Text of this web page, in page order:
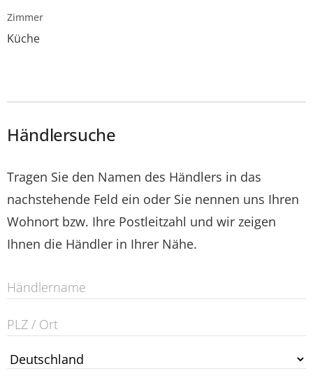
Zimmer
Küche
Händlersuche
Tragen Sie den Namen des Händlers in das
nachstehende Feld ein oder Sie nennen uns Ihren
Wohnort bzw. Ihre Postleitzahl und wir zeigen
Ihnen die Händler in Ihrer Nähe.